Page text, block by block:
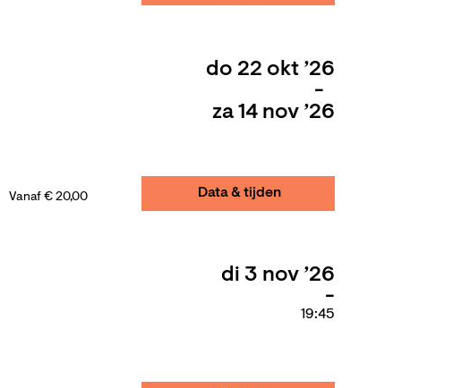
Vanaf € 20,00
do 22 okt ’26
-
za 14 nov ’26
Data & tijden
di 3 nov ’26
19:45